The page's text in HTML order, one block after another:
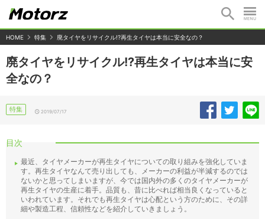
HOME 特集 廃タイヤをリサイクル!?再生タイヤは本当に安全なの？
廃タイヤをリサイクル!?再生タイヤは本当に安
全なの？
特集 2019/07/17
目次
最近、タイヤメーカーが再生タイヤについての取り組みを強化していま
す。再生タイヤなんて売り出しても、メーカーの利益が半減するのでは
ないかと思ってしまいますが、今では国内外の多くのタイヤメーカーが
再生タイヤの生産に着手。品質も、昔に比べれば相当良くなっていると
いわれています。それでも再生タイヤは心配という方のために、その詳
細や製造工程、信頼性などを紹介していきましょう。